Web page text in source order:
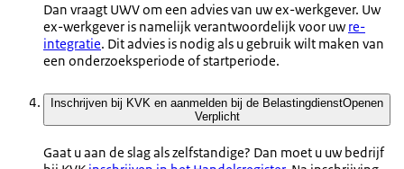
Dan vraagt UWV om een advies van uw ex-werkgever. Uw
ex-werkgever is namelijk verantwoordelijk voor uw re-
integratie. Dit advies is nodig als u gebruik wilt maken van
een onderzoeksperiode of startperiode.
Inschrijven bij KVK en aanmelden bij de BelastingdienstOpenen
Verplicht
Gaat u aan de slag als zelfstandige? Dan moet u uw bedrijf